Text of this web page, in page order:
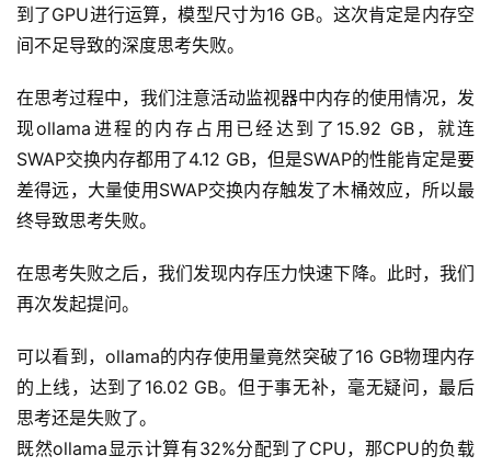
源
代
常
用
链
接
到了GPU进行运算，模型尺寸为16 GB。这次肯定是内存空
间不足导致的深度思考失败。
在思考过程中，我们注意活动监视器中内存的使用情况，发
现ollama进程的内存占用已经达到了15.92 GB，就连
SWAP交换内存都用了4.12 GB，但是SWAP的性能肯定是要
差得远，大量使用SWAP交换内存触发了木桶效应，所以最
终导致思考失败。
在思考失败之后，我们发现内存压力快速下降。此时，我们
再次发起提问。
可以看到，ollama的内存使用量竟然突破了16 GB物理内存
的上线，达到了16.02 GB。但于事无补，毫无疑问，最后
思考还是失败了。
既然ollama显示计算有32%分配到了CPU，那CPU的负载